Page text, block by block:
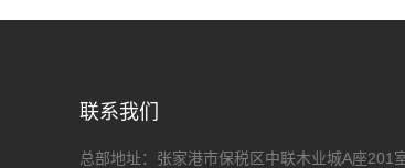
联系我们
总部地址： 张家港市保税区中联木业城A座201